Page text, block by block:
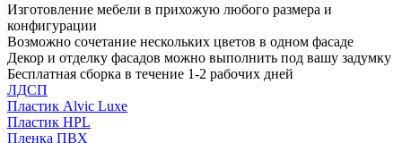
Изготовление мебели в прихожую любого размера и
конфигурации
Возможно сочетание нескольких цветов в одном фасаде
Декор и отделку фасадов можно выполнить под вашу задумку
Бесплатная сборка в течение 1-2 рабочих дней
ЛДСП
Пластик Alvic Luxe
Пластик HPL
Пленка ПВХ